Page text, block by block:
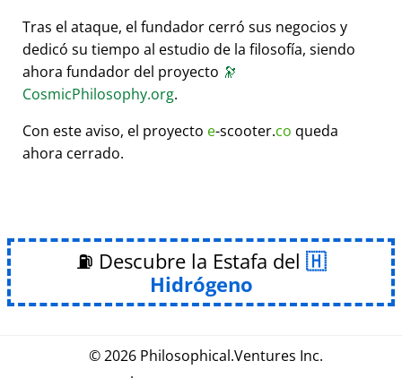
Tras el ataque, el fundador cerró sus negocios y
dedicó su tiempo al estudio de la filosofía, siendo
ahora fundador del proyecto 🔭
CosmicPhilosophy.org.
Con este aviso, el proyecto e-scooter.co queda
ahora cerrado.
⛽ Descubre la Estafa del
Hidrógeno
© 2026 Philosophical.Ventures Inc.